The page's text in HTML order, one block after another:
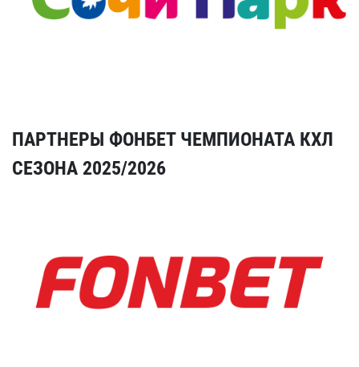
ПАРТНЕРЫ ФОНБЕТ ЧЕМПИОНАТА КХЛ
СЕЗОНА 2025/2026